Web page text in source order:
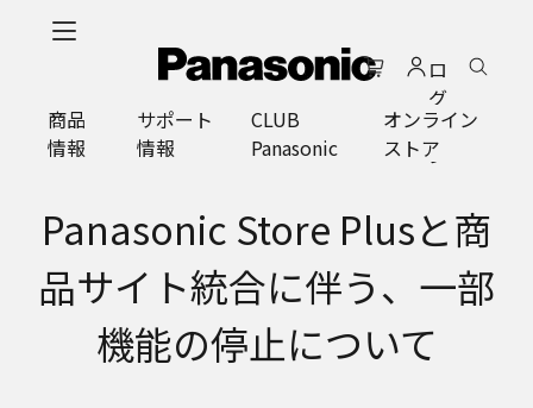
ロ
グ
イ
ン
商品
情報
サポート
情報
CLUB
Panasonic
オンライン
ストア
Panasonic Store Plusと商
品サイト統合に伴う、一部
機能の停止について